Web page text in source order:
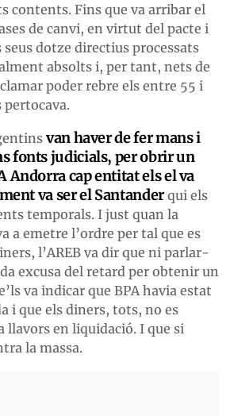
contents. Fins que va arribar el
de canvi, en virtut del pacte i
dotze directius processats
absolts i, per tant, nets de
poder rebre els entre 55 i
van haver de fer mans i
fonts judicials, per obrir un
Andorra cap entitat els el va
va ser el Santanderqui els
temporals. I just quan la
a emetre l’ordre per tal que es
l’AREB va dir que ni parlar-
excusa del retard per obtenir un
va indicar que BPA havia estat
i que els diners, tots, no es
llavors en liquidació. I que si
la massa.